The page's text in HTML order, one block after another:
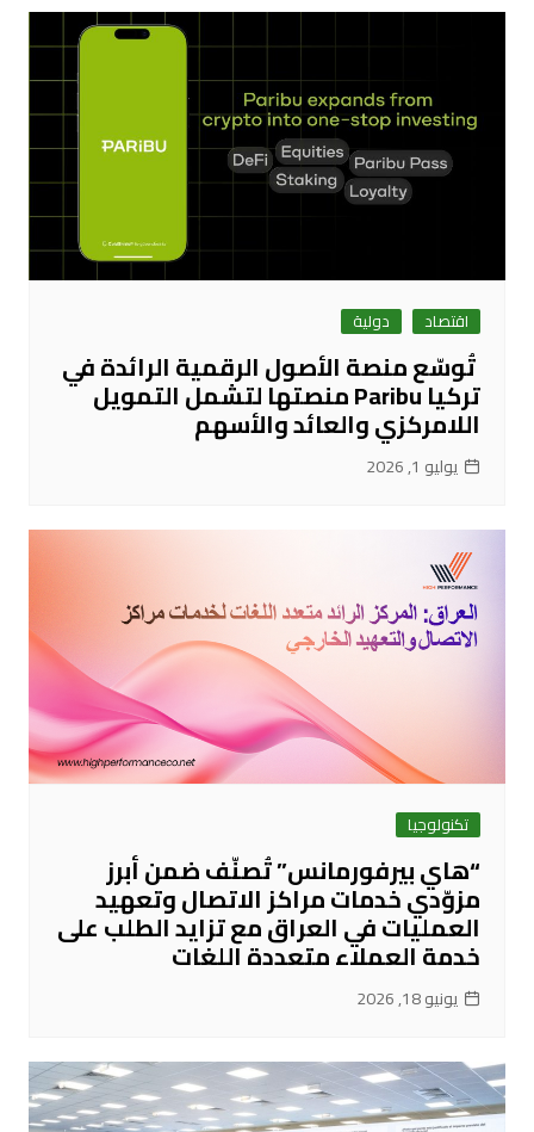
اقتصاد دولية
تُوسّع منصة الأصول الرقمية الرائدة في
تركيا Paribu منصتها لتشمل التمويل
اللامركزي والعائد والأسهم
يوليو 1, 2026
تكنولوجيا
“هاي بيرفورمانس” تُصنّف ضمن أبرز
مزوّدي خدمات مراكز الاتصال وتعهيد
العمليات في العراق مع تزايد الطلب على
خدمة العملاء متعددة اللغات
يونيو 18, 2026